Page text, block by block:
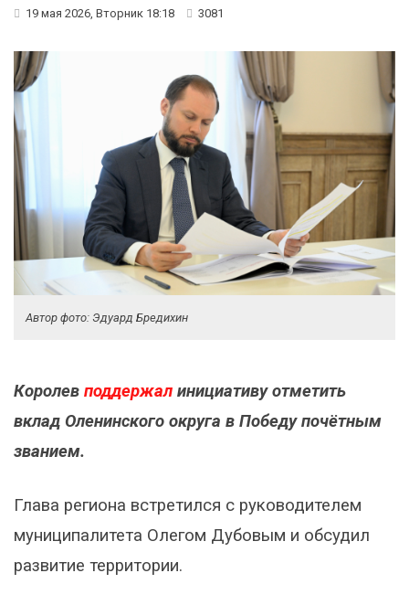
19 мая 2026, Вторник 18:18 3081
Автор фото: Эдуард Бредихин
Королев поддержал инициативу отметить
вклад Оленинского округа в Победу почётным
званием.
Глава региона встретился с руководителем
муниципалитета Олегом Дубовым и обсудил
развитие территории.